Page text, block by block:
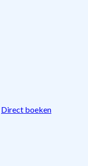
Direct boeken